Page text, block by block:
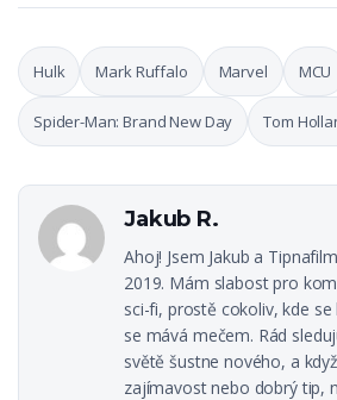
Hulk Mark Ruffalo Marvel MCU
Spider-Man: Brand New Day Tom
Jakub R.
Ahoj! Jsem Jakub a
2019. Mám slabost pro
sci-fi, prostě cokoliv, kde
se mává mečem. Rád
světě šustne nového, a
zajímavost nebo dobrý tip,